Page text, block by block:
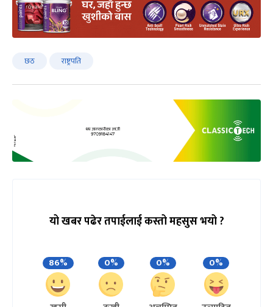
छठ राष्ट्रपति
यो खबर पढेर तपाईलाई कस्तो महसुस भयो ?
86% 0% 0% 0%